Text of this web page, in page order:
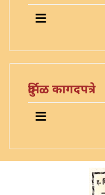
दुर्मिळ कागदपत्रे